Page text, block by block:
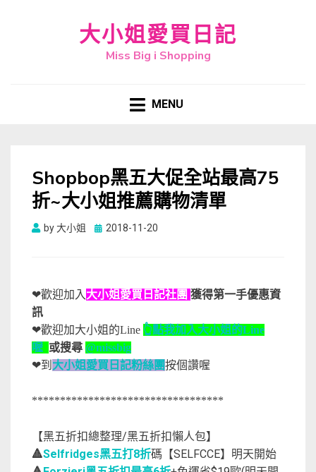
大小姐愛買日記
Miss Big i Shopping
MENU
Shopbop黑五大促全站最高75
折~大小姐推薦購物清單
by大小姐
Posted
2018-11-20
❤歡迎加入 大小姐愛買日記社團 獲得第一手優惠資
訊
❤歡迎加大小姐的Line 👆點我加入大小姐的Line
喔 或搜尋 @missbig
❤到 大小姐愛買日記粉絲團按個讚喔
**********************************
【黑五折扣總整理/黑五折扣懶人包】
🔺Selfridges黑五打8折碼【SELFCCE】明天開始